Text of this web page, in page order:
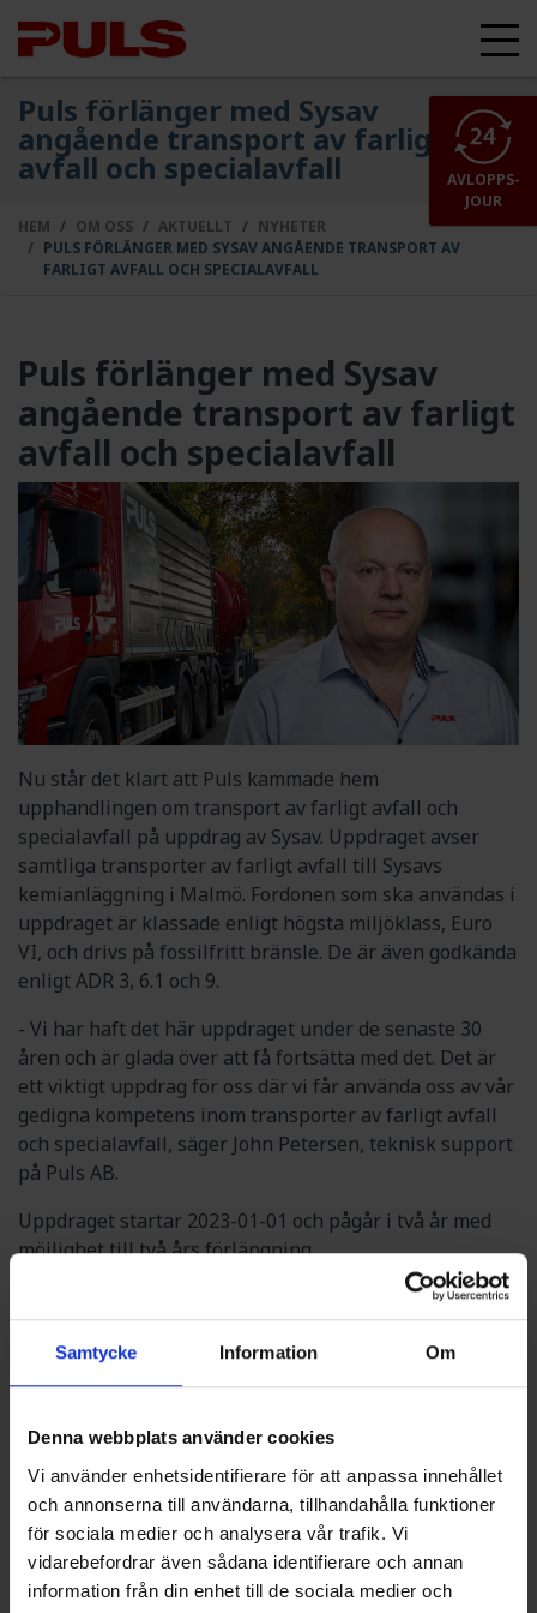
Samtycke Information Om
Denna webbplats använder cookies
Vi använder enhetsidentifierare för att anpassa innehållet
och annonserna till användarna, tillhandahålla funktioner
för sociala medier och analysera vår trafik. Vi
vidarebefordrar även sådana identifierare och annan
information från din enhet till de sociala medier och
Puls förlänger med Sysav
angående transport av farligt
avfall och specialavfall
HEM OM OSS AKTUELLT
NYHETER
PULS FÖRLÄNGER MED SYSAV ANGÅENDE TRANSPORT AV
FARLIGT AVFALL OCH SPECIALAVFALL
Puls förlänger med Sysav
angående transport av farligt
avfall och specialavfall
Nu står det klart att Puls kammade hem
upphandlingen om transport av farligt avfall och
specialavfall på uppdrag av Sysav. Uppdraget avser
samtliga transporter av farligt avfall till Sysavs
kemianläggning i Malmö. Fordonen som ska användas i
uppdraget är klassade enligt högsta miljöklass, Euro
VI, och drivs på fossilfritt bränsle. De är även godkända
enligt ADR 3, 6.1 och 9.
- Vi har haft det här uppdraget under de senaste 30
åren och är glada över att få fortsätta med det. Det är
ett viktigt uppdrag för oss där vi får använda oss av vår
gedigna kompetens inom transporter av farligt avfall
och specialavfall, säger John Petersen, teknisk support
på Puls AB.
Uppdraget startar 2023-01-01 och pågår i två år med
möjlighet till två års förlängning.
NYHETSARKIV
PULS FÖRLÄNGER MED SYSAV ANGÅENDE
SPECIALAVFALL
2022-12-08
PULS TECKNAR HÅLLBART RAMAVTAL FÖR
VATTEN OCH AVLOPP MED SINFRA
2022-09-05
AVLOPPS-
JOUR